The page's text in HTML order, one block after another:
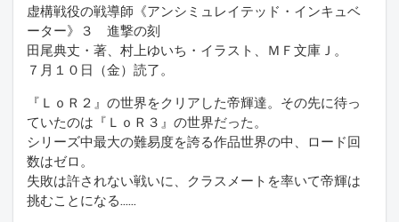
虚構戦役の戦導師《アンシミュレイテッド・インキュベ
ーター》３ 進撃の刻
田尾典丈・著、村上ゆいち・イラスト、ＭＦ文庫Ｊ。
７月１０日（金）読了。
『ＬｏＲ２』の世界をクリアした帝輝達。その先に待っ
ていたのは『ＬｏＲ３』の世界だった。
シリーズ中最大の難易度を誇る作品世界の中、ロード回
数はゼロ。
失敗は許されない戦いに、クラスメートを率いて帝輝は
挑むことになる……